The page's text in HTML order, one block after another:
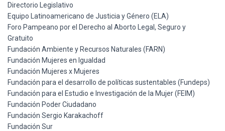
Directorio Legislativo
Equipo Latinoamericano de Justicia y Género (ELA)
Foro Pampeano por el Derecho al Aborto Legal, Seguro y
Gratuito
Fundación Ambiente y Recursos Naturales (FARN)
Fundación Mujeres en Igualdad
Fundación Mujeres x Mujeres
Fundación para el desarrollo de políticas sustentables (Fundeps)
Fundación para el Estudio e Investigación de la Mujer (FEIM)
Fundación Poder Ciudadano
Fundación Sergio Karakachoff
Fundación Sur